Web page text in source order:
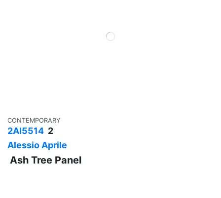
CONTEMPORARY
2AI5514 2
Alessio Aprile
Ash Tree Panel